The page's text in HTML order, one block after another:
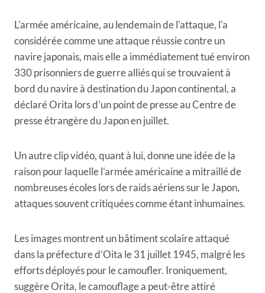
L'armée américaine, au lendemain de l'attaque, l'a
considérée comme une attaque réussie contre un
navire japonais, mais elle a immédiatement tué environ
330 prisonniers de guerre alliés qui se trouvaient à
bord du navire à destination du Japon continental, a
déclaré Orita lors d'un point de presse au Centre de
presse étrangère du Japon en juillet.
Un autre clip vidéo, quant à lui, donne une idée de la
raison pour laquelle l'armée américaine a mitraillé de
nombreuses écoles lors de raids aériens sur le Japon,
attaques souvent critiquées comme étant inhumaines.
Les images montrent un bâtiment scolaire attaqué
dans la préfecture d’Oita le 31 juillet 1945, malgré les
efforts déployés pour le camoufler. Ironiquement,
suggère Orita, le camouflage a peut-être attiré